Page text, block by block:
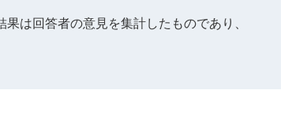
は回答者の意見を集計したものであり、